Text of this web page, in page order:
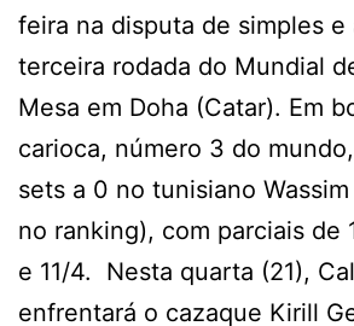
feira na disputa de simples e
terceira rodada do Mundial
Mesa em Doha (Catar). Em
carioca, número 3 do
sets a 0 no tunisiano Wassim
no ranking), com parciais de
e 11/4. Nesta quarta (21),
enfrentará o cazaque Kirill